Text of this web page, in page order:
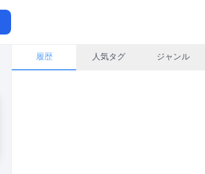
履歴 人気タグ ジャンル